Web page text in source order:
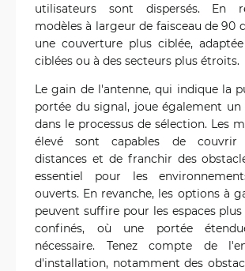
utilisateurs sont dispersés. En
modèles à largeur de faisceau de 90
une couverture plus ciblée,
ciblées ou à des secteurs plus étroits.
Le gain de l'antenne, qui indique la
portée du signal, joue également un
dans le processus de sélection. Les
élevé sont capables de couvrir
distances et de franchir des
essentiel pour les
ouverts. En revanche, les options à
peuvent suffire pour les espaces
confinés, où une portée
nécessaire. Tenez compte de
d'installation, notamment des